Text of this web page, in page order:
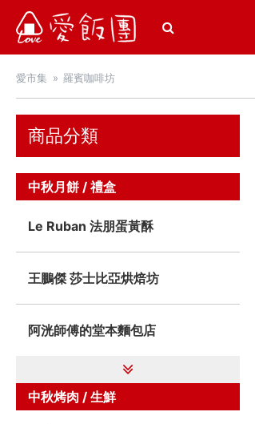
愛飯團
愛市集 羅賓咖啡坊
商品分類
中秋月餅 / 禮盒
Le Ruban 法朋蛋黃酥
王鵬傑 莎士比亞烘焙坊
阿洸師傅的堂本麵包店
中秋烤肉 / 生鮮